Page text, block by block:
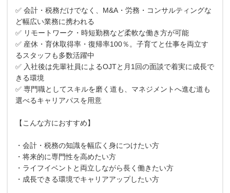
✅ 会計・税務だけでなく、M&A・労務・コンサルティングな
ど幅広い業務に携われる
✅ リモートワーク・時短勤務など柔軟な働き方が可能
✅ 産休・育休取得率・復帰率100％。子育てと仕事を両立す
るスタッフも多数活躍中
✅ 入社後は先輩社員によるOJTと月1回の面談で着実に成長で
きる環境
✅ 専門職としてスキルを磨く道も、マネジメントへ進む道も
選べるキャリアパスを用意
【こんな方におすすめ】
・会計・税務の知識を幅広く身につけたい方
・将来的に専門性を高めたい方
・ライフイベントと両立しながら長く働きたい方
・成長できる環境でキャリアアップしたい方